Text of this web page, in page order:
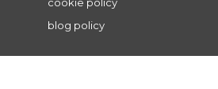
blog policy